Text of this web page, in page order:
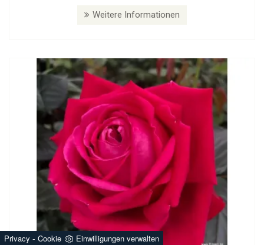
Weitere Informationen
Privacy - Cookie Einwilligungen verwalten